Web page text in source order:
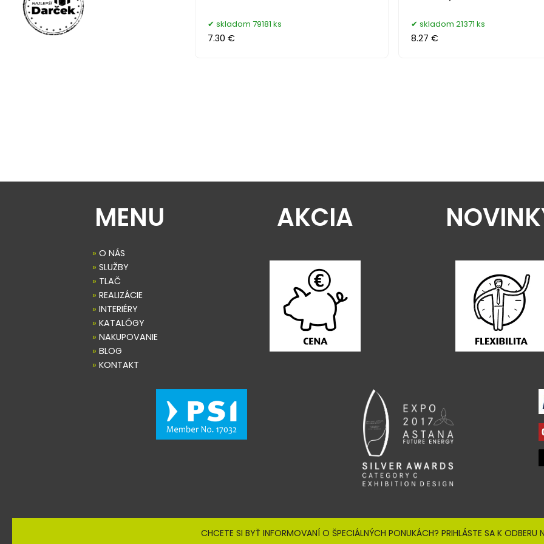
skladom 79181 ks
7.30 €
skladom 21371 ks
8.27 €
MENU
» O NÁS
» SLUŽBY
» TLAČ
» REALIZÁCIE
» INTERIÉRY
» KATALÓGY
» NAKUPOVANIE
» BLOG
» KONTAKT
AKCIA
CHCETE SI BYŤ INFORMOVANÍ O ŠPECIÁLNÝCH PONUKÁCH? PRIHLÁSTE SA K ODBERU